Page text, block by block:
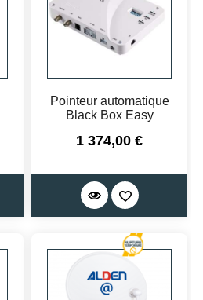
Pointeur automatique
Black Box Easy
Prix
1 374,00 €